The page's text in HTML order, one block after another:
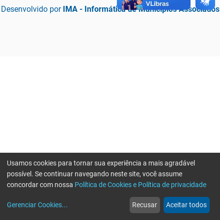
Desenvolvido por IMA - Informática de Municípios Associados
web
Notícias
more_horiz
Mais
Usamos cookies para tornar sua experiência a mais agradável
possível. Se continuar navegando neste site, você assume
concordar com nossa Política de Cookies e Política de privacidade
Gerenciar Cookies... Recusar Aceitar todos
Erro ao enviar informações, por favor tente novamente